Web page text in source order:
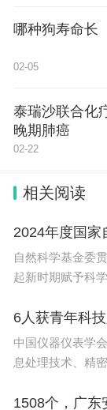
历代学人创造
“建设发展研
想时说，科学
促进多学科交
物理、统计物
中，开展原创
力建成具有重
构。
哪种狗寿命长
02-05
泰瑞沙联合化
晚期肺癌
02-22
相关阅读
2024年度国家
自然科学基金委
起新时期赋予科
6人获青年科
中国仪器仪表学
息处理技术、精
1508个，广东